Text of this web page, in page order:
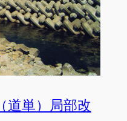
道単）局部改